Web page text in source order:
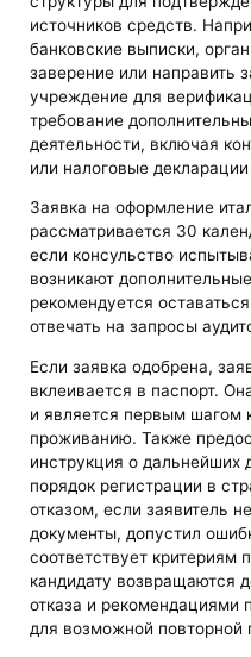
источников средств.
банковские выписки,
заверение или направить
учреждение для
требование
деятельности, включая
или налоговые декларации​
Заявка на оформление
рассматривается 30
если консульство
возникают
рекомендуется
отвечать на запросы
Если заявка одобрена,
вклеивается в паспорт.
и является первым шагом
проживанию. Также
инструкция о дальнейших
порядок регистрации в
отказом, если заявитель
документы, допустил
соответствует критериям
кандидату возвращаются
отказа и рекомендациями
для возможной повторной